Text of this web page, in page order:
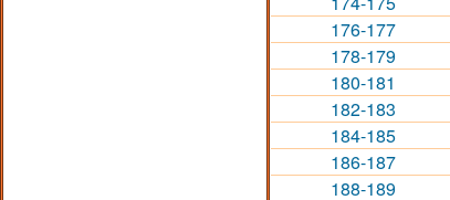
176-177
178-179
180-181
182-183
184-185
186-187
188-189